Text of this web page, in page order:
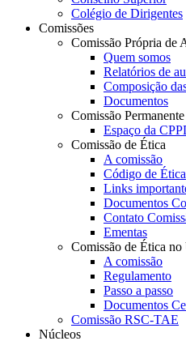
Colégio de Dirigentes
Comissões
Comissão Própria de
Quem somos
Relatórios de
Composição
Documentos
Comissão
Espaço da
Comissão de Ética
A comissão
Código de Ética
Links
Documentos
Contato
Ementas
Comissão de Ética
A comissão
Regulamento
Passo a passo
Documentos
Comissão RSC-TAE
Núcleos